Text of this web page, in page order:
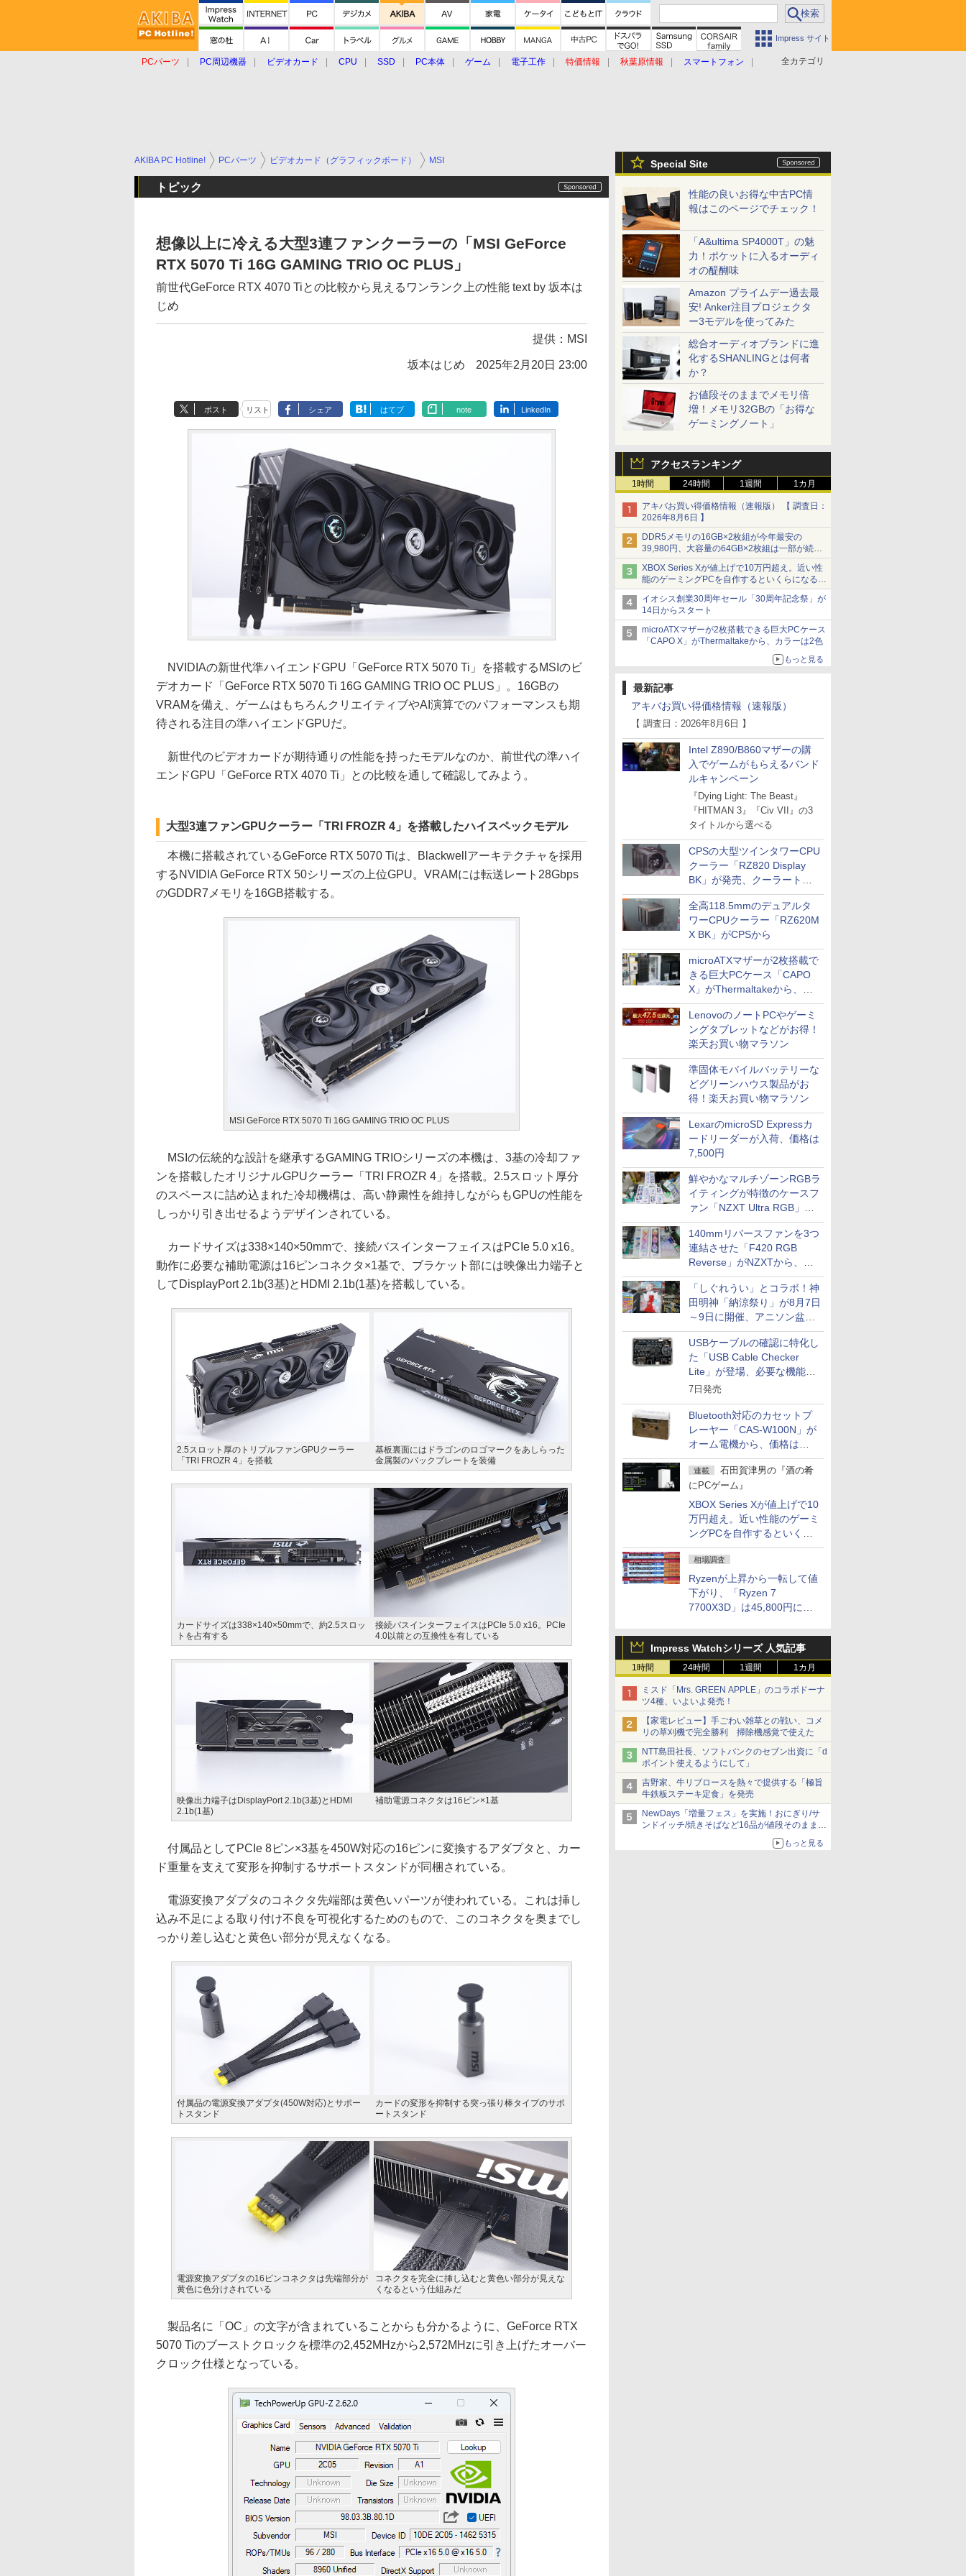
Impress サイト
全カテゴリ
PCパーツ PC周辺機器 ビデオカード CPU SSD PC本体 ゲーム 電子工作 特価情報 秋葉原情報
スマートフォン
Special Site
性能の良いお得な中古PC情
報はこのページでチェック！
「A&ultima SP4000T」の魅
力！ポケットに入るオーディ
オの醍醐味
Amazon プライムデー過去最
安! Anker注目プロジェクタ
ー3モデルを使ってみた
総合オーディオブランドに進
化するSHANLINGとは何者
か？
お値段そのままでメモリ倍
増！メモリ32GBの「お得な
ゲーミングノート」
アクセスランキング
1時間 24時間 1週間 1カ月
アキバお買い得価格情報（速報版） 【 調査日：
2026年8月6日 】
DDR5メモリの16GB×2枚組が今年最安の
39,980円、大容量の64GB×2枚組は一部が続騰
[8月前半のメモリ価格]
XBOX Series Xが値上げで10万円超え。近い性
能のゲーミングPCを自作するといくらになる？
【石田賀津男の『酒の肴にPCゲーム』】
イオシス創業30周年セール「30周年記念祭」が
14日からスタート
microATXマザーが2枚搭載できる巨大PCケース
「CAPO X」がThermaltakeから、カラーは2色
もっと見る
最新記事
アキバお買い得価格情報（速報版）
【 調査日：2026年8月6日 】
Intel Z890/B860マザーの購
入でゲームがもらえるバンド
ルキャンペーン
『Dying Light: The Beast』
『HITMAN 3』『Civ VII』の3
タイトルから選べる
CPSの大型ツインタワーCPU
クーラー「RZ820 Display
BK」が発売、クーラートッ
プに5インチ液晶搭載
全高118.5mmのデュアルタ
ワーCPUクーラー「RZ620M
X BK」がCPSから
microATXマザーが2枚搭載で
きる巨大PCケース「CAPO
X」がThermaltakeから、カ
ラーは2色
LenovoのノートPCやゲーミ
ングタブレットなどがお得！
楽天お買い物マラソン
準固体モバイルバッテリーな
どグリーンハウス製品がお
得！楽天お買い物マラソン
LexarのmicroSD Expressカ
ードリーダーが入荷、価格は
7,500円
鮮やかなマルチゾーンRGBラ
イティングが特徴のケースフ
ァン「NZXT Ultra RGB」が
発売、計8製品
140mmリバースファンを3つ
連結させた「F420 RGB
Reverse」がNZXTから、単
一フレーム採用
「しぐれうい」とコラボ！神
田明神「納涼祭り」が8月7日
～9日に開催、アニソン盆踊
りや屋台グルメなどもあり
USBケーブルの確認に特化し
た「USB Cable Checker
Lite」が登場、必要な機能を
凝縮しコンパクトに
7日発売
Bluetooth対応のカセットプ
レーヤー「CAS-W100N」が
オーム電機から、価格は
5,940円
連載
石田賀津男の『酒の肴
にPCゲーム』
XBOX Series Xが値上げで10
万円超え。近い性能のゲーミ
ングPCを自作するといくら
になる？
相場調査
Ryzenが上昇から一転して値
下がり、「Ryzen 7
7700X3D」は45,800円に急
との価格逆転解消 [8月前半の
CPU価格]
Impress Watchシリーズ 人気記事
1時間 24時間 1週間 1カ月
ミスド「Mrs. GREEN APPLE」のコラボドーナ
ツ4種、いよいよ発売！
【家電レビュー】手ごわい雑草との戦い、コメ
リの草刈機で完全勝利 掃除機感覚で使えた
NTT島田社長、ソフトバンクのセブン出資に「d
ポイント使えるようにして」
吉野家、牛リブロースを熱々で提供する「極旨
牛鉄板ステーキ定食」を発売
NewDays「増量フェス」を実施！おにぎり/サ
ンドイッチ/焼きそばなど16品が値段そのままで
もっと見る
AKIBA PC Hotline! PCパーツ ビデオカード（グラフィックボード） MSI
トピック
想像以上に冷える大型3連ファンクーラーの「MSI GeForce
RTX 5070 Ti 16G GAMING TRIO OC PLUS」
前世代GeForce RTX 4070 Tiとの比較から見えるワンランク上の性能 text by 坂本は
じめ
提供： MSI
坂本はじめ 2025年2月20日 23:00
ポスト リスト シェア はてブ note LinkedIn
NVIDIAの新世代準ハイエンドGPU「GeForce RTX 5070 Ti」を搭載するMSIのビ
デオカード「GeForce RTX 5070 Ti 16G GAMING TRIO OC PLUS」。16GBの
VRAMを備え、ゲームはもちろんクリエイティブやAI演算でのパフォーマンスも期
待される注目の準ハイエンドGPUだ。
新世代のビデオカードが期待通りの性能を持ったモデルなのか、前世代の準ハイ
エンドGPU「GeForce RTX 4070 Ti」との比較を通して確認してみよう。
大型3連ファンGPUクーラー「TRI FROZR 4」を搭載したハイスペックモデル
本機に搭載されているGeForce RTX 5070 Tiは、Blackwellアーキテクチャを採用
するNVIDIA GeForce RTX 50シリーズの上位GPU。VRAMには転送レート28Gbps
のGDDR7メモリを16GB搭載する。
MSI GeForce RTX 5070 Ti 16G GAMING TRIO OC PLUS
MSIの伝統的な設計を継承するGAMING TRIOシリーズの本機は、3基の冷却ファ
ンを搭載したオリジナルGPUクーラー「TRI FROZR 4」を搭載。2.5スロット厚分
のスペースに詰め込まれた冷却機構は、高い静粛性を維持しながらもGPUの性能を
しっかり引き出せるようデザインされている。
カードサイズは338×140×50mmで、接続バスインターフェイスはPCIe 5.0 x16。
動作に必要な補助電源は16ピンコネクタ×1基で、ブラケット部には映像出力端子と
してDisplayPort 2.1b(3基)とHDMI 2.1b(1基)を搭載している。
2.5スロット厚のトリプルファンGPUクーラー
「TRI FROZR 4」を搭載
基板裏面にはドラゴンのロゴマークをあしらった
金属製のバックプレートを装備
カードサイズは338×140×50mmで、約2.5スロッ
トを占有する
接続バスインターフェイスはPCIe 5.0 x16。PCIe
4.0以前との互換性を有している
映像出力端子はDisplayPort 2.1b(3基)とHDMI
2.1b(1基)
補助電源コネクタは16ピン×1基
付属品としてPCIe 8ピン×3基を450W対応の16ピンに変換するアダプタと、カー
ド重量を支えて変形を抑制するサポートスタンドが同梱されている。
電源変換アダプタのコネクタ先端部は黄色いパーツが使われている。これは挿し
込み不足による取り付け不良を可視化するためのもので、このコネクタを奥までし
っかり差し込むと黄色い部分が見えなくなる。
付属品の電源変換アダプタ(450W対応)とサポー
トスタンド
カードの変形を抑制する突っ張り棒タイプのサポ
ートスタンド
電源変換アダプタの16ピンコネクタは先端部分が
黄色に色分けされている
コネクタを完全に挿し込むと黄色い部分が見えな
くなるという仕組みだ
製品名に「OC」の文字が含まれていることからも分かるように、GeForce RTX
5070 Tiのブーストクロックを標準の2,452MHzから2,572MHzに引き上げたオーバー
クロック仕様となっている。